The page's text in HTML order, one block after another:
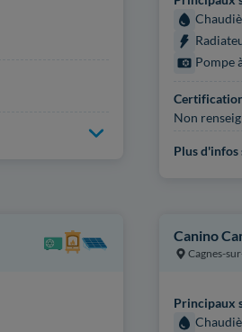
Pompe
Non
Plus
Canino
Cagnes-
Principaux